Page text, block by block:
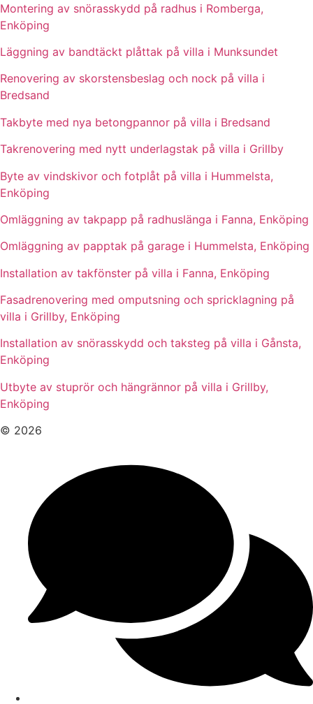
Montering av snörasskydd på radhus i Romberga,
Enköping
Läggning av bandtäckt plåttak på villa i Munksundet
Renovering av skorstensbeslag och nock på villa i
Bredsand
Takbyte med nya betongpannor på villa i Bredsand
Takrenovering med nytt underlagstak på villa i Grillby
Byte av vindskivor och fotplåt på villa i Hummelsta,
Enköping
Omläggning av takpapp på radhuslänga i Fanna, Enköping
Omläggning av papptak på garage i Hummelsta, Enköping
Installation av takfönster på villa i Fanna, Enköping
Fasadrenovering med omputsning och spricklagning på
villa i Grillby, Enköping
Installation av snörasskydd och taksteg på villa i Gånsta,
Enköping
Utbyte av stuprör och hängrännor på villa i Grillby,
Enköping
© 2026